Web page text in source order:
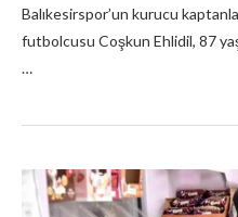
Balıkesirspor’un kurucu
futbolcusu Coşkun Ehlidil, 87
…